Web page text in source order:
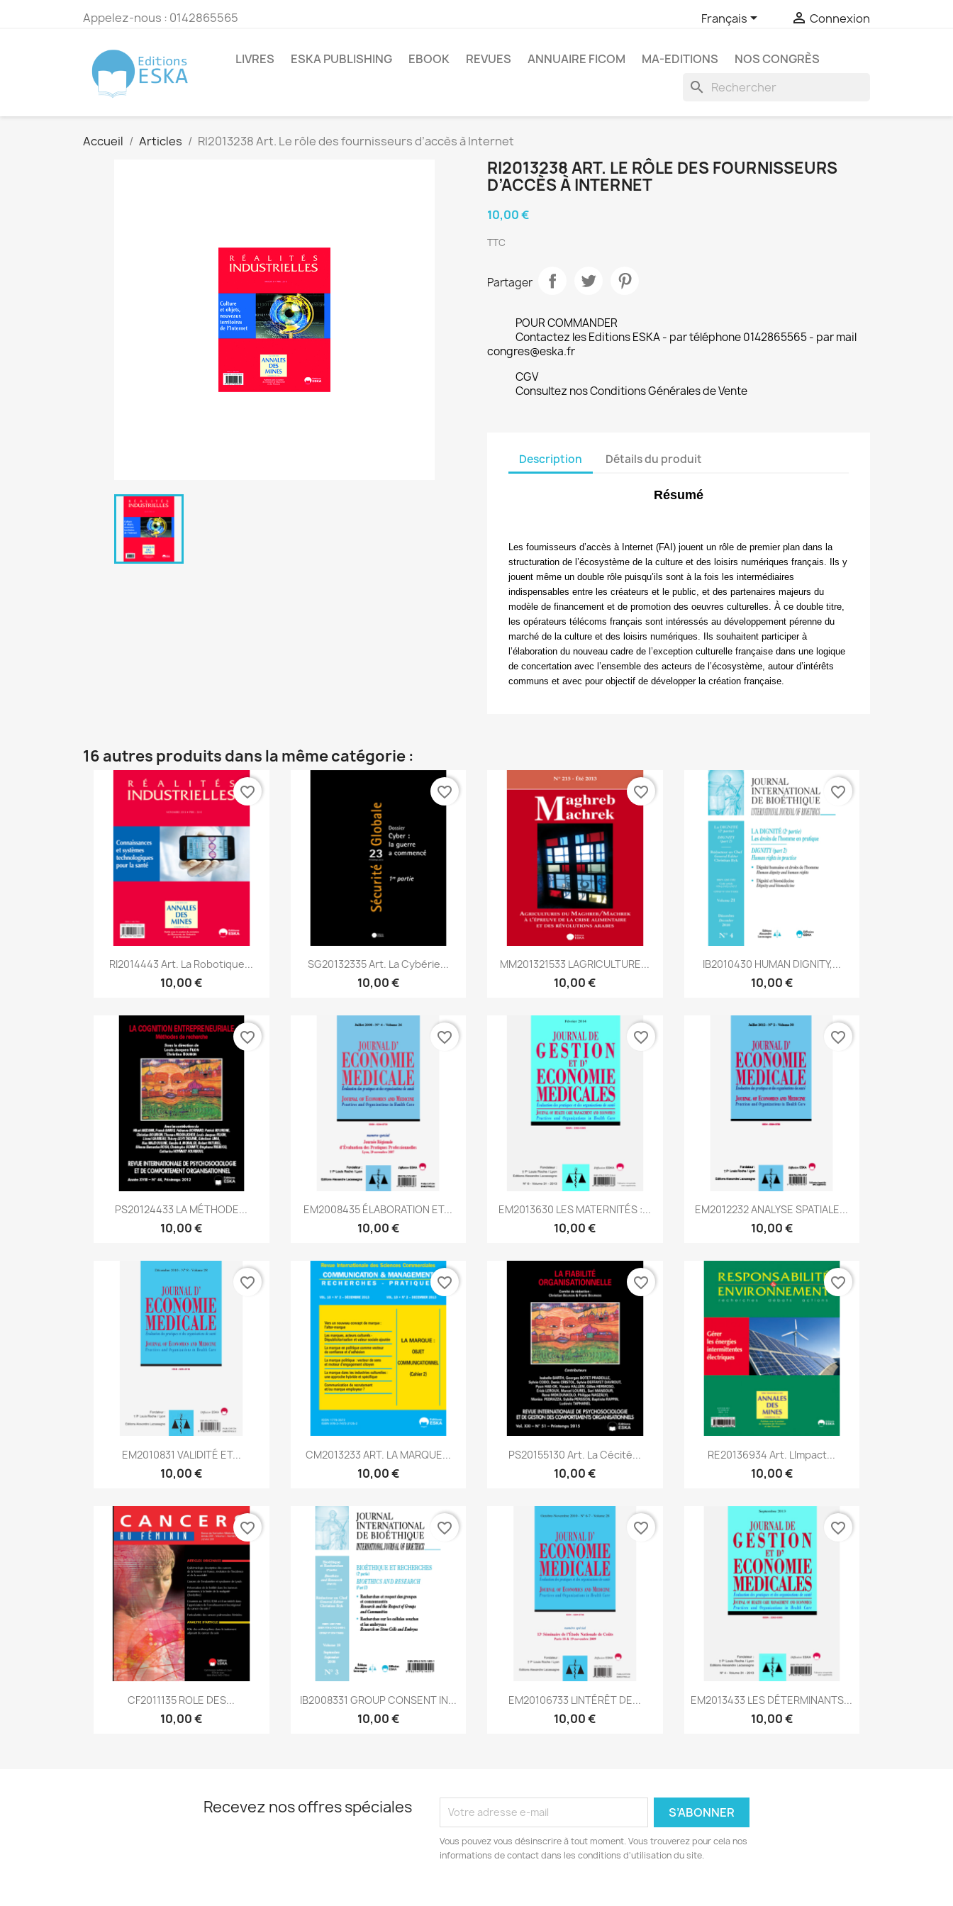
Appelez-nous : 0142865565 Français  Connexion
LIVRES ESKA PUBLISHING EBOOK REVUES ANNUAIRE FICOM MA-EDITIONS NOS CONGRÈS
search
Accueil Articles RI2013238 Art. Le rôle des fournisseurs d’accès à Internet
RI2013238 ART. LE RÔLE DES FOURNISSEURS
D’ACCÈS À INTERNET
10,00 €
TTC
Partager
POUR COMMANDER
Contactez les Editions ESKA - par téléphone 0142865565 - par mail
congres@eska.fr
CGV
Consultez nos Conditions Générales de Vente
Description Détails du produit
Résumé
Les fournisseurs d’accès à Internet (FAI) jouent un rôle de premier plan dans la
structuration de l’écosystème de la culture et des loisirs numériques français. Ils y
jouent même un double rôle puisqu’ils sont à la fois les intermédiaires
indispensables entre les créateurs et le public, et des partenaires majeurs du
modèle de financement et de promotion des oeuvres culturelles. À ce double titre,
les opérateurs télécoms français sont intéressés au développement pérenne du
marché de la culture et des loisirs numériques. Ils souhaitent participer à
l’élaboration du nouveau cadre de l’exception culturelle française dans une logique
de concertation avec l’ensemble des acteurs de l’écosystème, autour d’intérêts
communs et avec pour objectif de développer la création française.
16 autres produits dans la même catégorie :
Aperçu rapide
RI2014443 Art. La Robotique...
10,00 €
favorite_border
Aperçu rapide
SG20132335 Art. La Cybérie...
10,00 €
favorite_border
Aperçu rapide
MM201321533 LAGRICULTURE...
10,00 €
favorite_border
Aperçu rapide
IB2010430 HUMAN DIGNITY,...
10,00 €
favorite_border
Aperçu rapide
PS20124433 LA MÉTHODE...
10,00 €
favorite_border
Aperçu rapide
EM2008435 ÉLABORATION ET...
10,00 €
favorite_border
Aperçu rapide
EM2013630 LES MATERNITÉS :...
10,00 €
favorite_border
Aperçu rapide
EM2012232 ANALYSE SPATIALE...
10,00 €
favorite_border
Aperçu rapide
EM2010831 VALIDITÉ ET...
10,00 €
favorite_border
Aperçu rapide
CM2013233 ART. LA MARQUE...
10,00 €
favorite_border
Aperçu rapide
PS20155130 Art. La Cécité...
10,00 €
favorite_border
Aperçu rapide
RE20136934 Art. Limpact...
10,00 €
favorite_border
Aperçu rapide
CF2011135 ROLE DES...
10,00 €
favorite_border
Aperçu rapide
IB2008331 GROUP CONSENT IN...
10,00 €
favorite_border
Aperçu rapide
EM20106733 LINTÉRÊT DE...
10,00 €
favorite_border
Aperçu rapide
EM2013433 LES DÉTERMINANTS...
10,00 €
favorite_border
Recevez nos offres spéciales
Vous pouvez vous désinscrire à tout moment. Vous trouverez pour cela nos
informations de contact dans les conditions d'utilisation du site.